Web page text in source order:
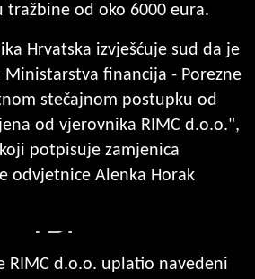
od oko 6000 eura.
Hrvatska izvješćuje sud da je
financija - Porezne
stečajnom postupku od
od vjerovnika RIMC d.o.o.",
potpisuje zamjenica
odvjetnice Alenka Horak
RIMC d.o.o. uplatio navedeni